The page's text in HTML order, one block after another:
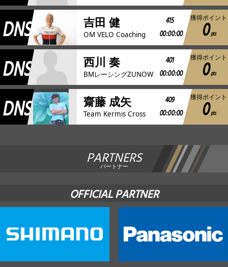
DNS 吉田 健
OM VELO Coaching
415
00:00:00
獲得ポイント
0pts
DNS 西川 奏
BMレーシングZUNOW
401
00:00:00
獲得ポイント
0pts
DNS 齋藤 成矢
Team Kermis Cross
409
00:00:00
獲得ポイント
0pts
PARTNERS
パートナー
OFFICIAL PARTNER